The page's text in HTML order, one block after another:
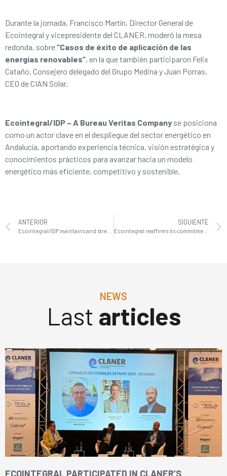
Durante la jornada, Francisco Martín, Director General de
Ecointegral y vicepresidente del CLANER, moderó la mesa
redonda, sobre“Casos de éxito de aplicación de las
energías renovables”, en la que también participaron Felix
Cataño, Consejero delegado del Grupo Medina y Juan Porras,
CEO de CIAN Solar.
Ecointegral/IDP – A Bureau Veritas Company se posiciona
como un actor clave en el despliegue del sector energético en
Andalucía, aportando experiencia técnica, visión estratégica y
conocimientos prácticos para avanzar hacia un modelo
energético más eficiente, competitivo y sostenible.
ANTERIOR SIGUIENTE
Ecointegral reaffirms its commitment to diversity and inclusion in the workplace by signing the Diversity Charter
NEWS
Last articles
ECOINTEGRAL PARTICIPATED IN CLANER’S